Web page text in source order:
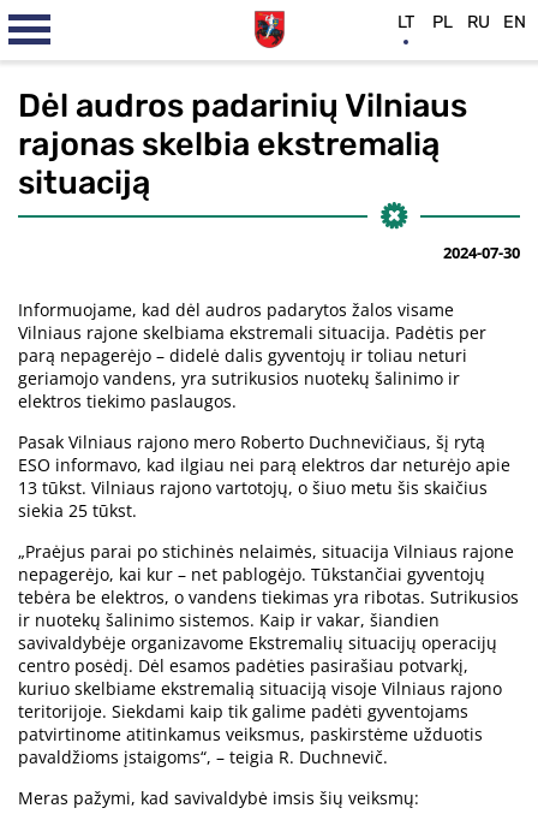
Dėl audros padarinių Vilniaus
rajonas skelbia ekstremalią
situaciją
2024-07-30
Informuojame, kad dėl audros padarytos žalos visame
Vilniaus rajone skelbiama ekstremali situacija. Padėtis per
parą nepagerėjo – didelė dalis gyventojų ir toliau neturi
geriamojo vandens, yra sutrikusios nuotekų šalinimo ir
elektros tiekimo paslaugos.
Pasak Vilniaus rajono mero Roberto Duchnevičiaus, šį rytą
ESO informavo, kad ilgiau nei parą elektros dar neturėjo apie
13 tūkst. Vilniaus rajono vartotojų, o šiuo metu šis skaičius
siekia 25 tūkst.
„Praėjus parai po stichinės nelaimės, situacija Vilniaus rajone
nepagerėjo, kai kur – net pablogėjo. Tūkstančiai gyventojų
tebėra be elektros, o vandens tiekimas yra ribotas. Sutrikusios
ir nuotekų šalinimo sistemos. Kaip ir vakar, šiandien
savivaldybėje organizavome Ekstremalių situacijų operacijų
centro posėdį. Dėl esamos padėties pasirašiau potvarkį,
kuriuo skelbiame ekstremalią situaciją visoje Vilniaus rajono
teritorijoje. Siekdami kaip tik galime padėti gyventojams
patvirtinome atitinkamus veiksmus, paskirstėme užduotis
pavaldžioms įstaigoms“, – teigia R. Duchnevič.
Meras pažymi, kad savivaldybė imsis šių veiksmų:
LT PL RU EN